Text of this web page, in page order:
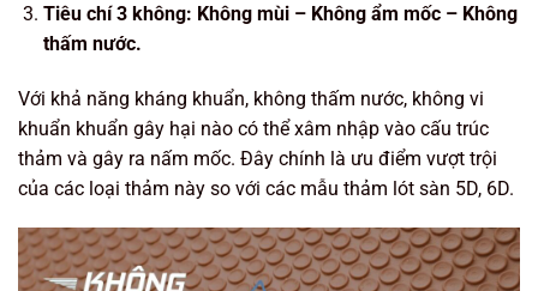
Tiêu chí 3 không: Không mùi – Không ẩm mốc – Không
thấm nước.
Với khả năng kháng khuẩn, không thấm nước, không vi
khuẩn khuẩn gây hại nào có thể xâm nhập vào cấu trúc
thảm và gây ra nấm mốc. Đây chính là ưu điểm vượt trội
của các loại thảm này so với các mẫu thảm lót sàn 5D, 6D.